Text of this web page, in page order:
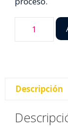
Descripción